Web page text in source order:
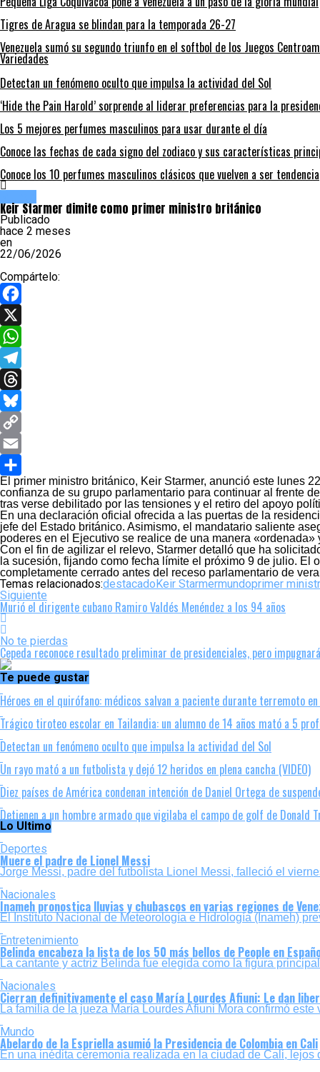
Tigres de Aragua se blindan para la temporada 26-27
Venezuela sumó su segundo triunfo en el softbol de los Juegos
Variedades
Detectan un fenómeno oculto que impulsa la actividad del Sol
‘Hide the Pain Harold’ sorprende al liderar preferencias para la
Los 5 mejores perfumes masculinos para usar durante el día
Conoce las fechas de cada signo del zodiaco y sus características
Conoce los 10 perfumes masculinos clásicos que vuelven a ser tendencia
Keir Starmer dimite como primer ministro británico
Publicado
hace 2 meses
en
22/06/2026
Compártelo:
Facebook
X
WhatsApp
Telegram
Threads
Bluesky
Copy
Link
Email
Compartir
El primer ministro británico, Keir Starmer, anunció este lunes
confianza de su grupo parlamentario para continuar al frente
tras verse debilitado por las tensiones y el retiro del apoyo
En una declaración oficial ofrecida a las puertas de la
jefe del Estado británico. Asimismo, el mandatario saliente
poderes en el Ejecutivo se realice de una manera
Con el fin de agilizar el relevo, Starmer detalló que ha
la sucesión, fijando como fecha límite el próximo 9 de julio.
completamente cerrado antes del receso parlamentario de
Temas relacionados:destacadoKeir Starmermundoprimer
Siguiente
Murió el dirigente cubano Ramiro Valdés Menéndez a los 94 años
No te pierdas
Cepeda reconoce resultado preliminar de presidenciales, pero
Te puede gustar
Héroes en el quirófano: médicos salvan a paciente durante terremoto en
Trágico tiroteo escolar en Tailandia: un alumno de 14 años mató a 5
Detectan un fenómeno oculto que impulsa la actividad del Sol
Un rayo mató a un futbolista y dejó 12 heridos en plena cancha (VIDEO)
Diez países de América condenan intención de Daniel Ortega de
Detienen a un hombre armado que vigilaba el campo de golf de Donald
Lo Ultimo
Deportes
Muere el padre de Lionel Messi
Jorge Messi, padre del futbolista Lionel Messi, falleció el
Nacionales
Inameh pronostica lluvias y chubascos en varias regiones de
El Instituto Nacional de Meteorología e Hidrología (Inameh)
Entretenimiento
Belinda encabeza la lista de los 50 más bellos de People en
La cantante y actriz Belinda fue elegida como la figura
Nacionales
Cierran definitivamente el caso María Lourdes Afiuni: Le dan
La familia de la jueza María Lourdes Afiuni Mora confirmó
Mundo
Abelardo de la Espriella asumió la Presidencia de Colombia en Cali
En una inédita ceremonia realizada en la ciudad de Cali,